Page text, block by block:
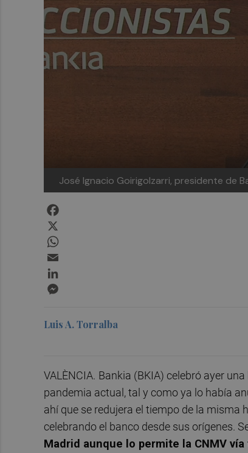
José Ignacio Goirigolzarri, presidente de
Luis A. Torralba
VALÈNCIA. Bankia (BKIA) celebró ayer
pandemia actual, tal y como ya lo había
ahí que se redujera el tiempo de la misma
celebrando el banco desde sus orígenes.
Madrid aunque lo permite la CNMV